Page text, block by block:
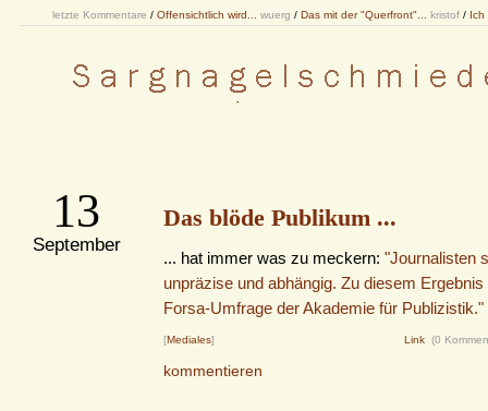
letzte Kommentare / Offensichtlich wird... wuerg / Das mit der "Querfront"... kristof / Ich
13
September
Das blöde Publikum ...
... hat immer was zu meckern: "Journalisten
unpräzise und abhängig. Zu diesem
Forsa-Umfrage der Akademie für Publizistik."
[Mediales] Link (0
kommentieren